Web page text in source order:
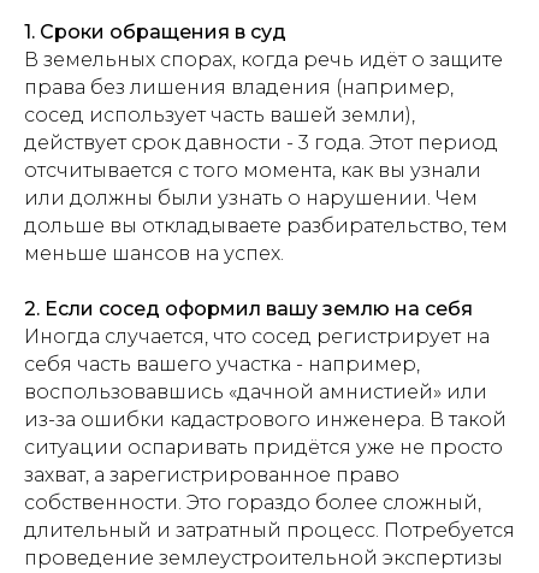
1. Сроки обращения в суд
В земельных спорах, когда речь идёт о защите
права без лишения владения (например,
сосед использует часть вашей земли),
действует срок давности - 3 года. Этот период
отсчитывается с того момента, как вы узнали
или должны были узнать о нарушении. Чем
дольше вы откладываете разбирательство, тем
меньше шансов на успех.
2. Если сосед оформил вашу землю на себя
Иногда случается, что сосед регистрирует на
себя часть вашего участка - например,
воспользовавшись «дачной амнистией» или
из-за ошибки кадастрового инженера. В такой
ситуации оспаривать придётся уже не просто
захват, а зарегистрированное право
собственности. Это гораздо более сложный,
длительный и затратный процесс. Потребуется
проведение землеустроительной экспертизы